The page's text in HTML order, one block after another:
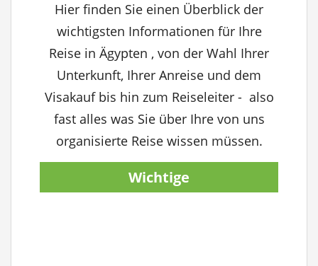
Hier finden Sie einen Überblick der
wichtigsten Informationen für Ihre
Reise in Ägypten , von der Wahl Ihrer
Unterkunft, Ihrer Anreise und dem
Visakauf bis hin zum Reiseleiter - also
fast alles was Sie über Ihre von uns
organisierte Reise wissen müssen.
Wichtige